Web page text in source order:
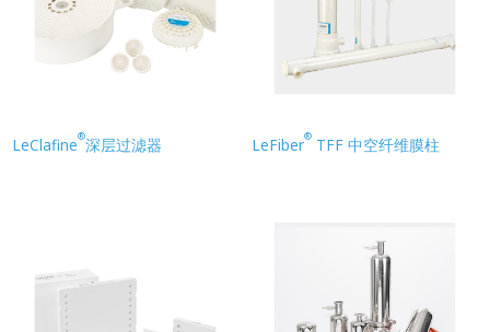
LeClafine®深层过滤器 LeFiber® TFF 中空纤维膜柱